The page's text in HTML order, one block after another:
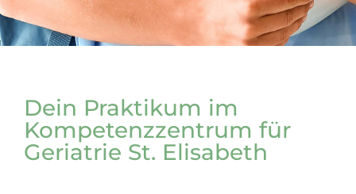
Dein Praktikum im
Kompetenz­zentrum für
Geriatrie St. Elisabeth